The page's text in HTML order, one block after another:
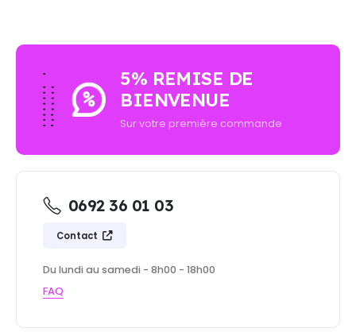
5% REMISE DE
BIENVENUE
Sur votre première commande
0692 36 01 03
Contact
Du lundi au samedi - 8h00 - 18h00
FAQ